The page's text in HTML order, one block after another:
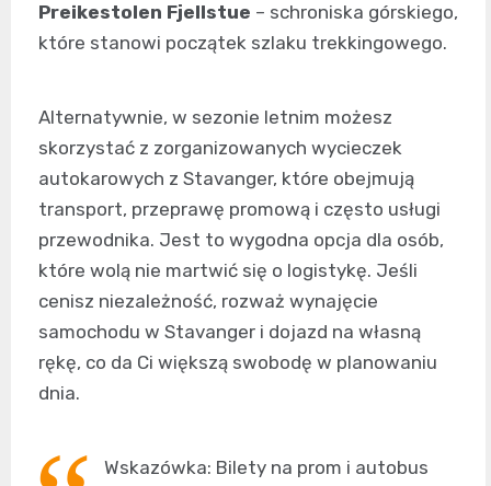
Preikestolen Fjellstue – schroniska górskiego,
które stanowi początek szlaku trekkingowego.
Alternatywnie, w sezonie letnim możesz
skorzystać z zorganizowanych wycieczek
autokarowych z Stavanger, które obejmują
transport, przeprawę promową i często usługi
przewodnika. Jest to wygodna opcja dla osób,
które wolą nie martwić się o logistykę. Jeśli
cenisz niezależność, rozważ wynajęcie
samochodu w Stavanger i dojazd na własną
rękę, co da Ci większą swobodę w planowaniu
dnia.
Wskazówka: Bilety na prom i autobus